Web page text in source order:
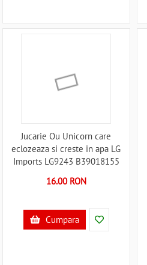
Jucarie Ou Unicorn care
eclozeaza si creste in apa LG
Imports LG9243 B39018155
16.00 RON
Cumpara